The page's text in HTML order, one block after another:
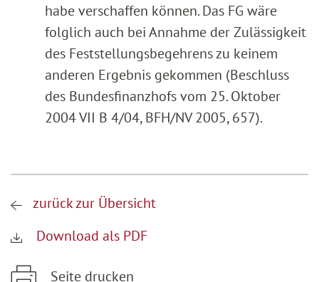
habe verschaffen können. Das FG wäre
folglich auch bei Annahme der Zulässigkeit
des Feststellungsbegehrens zu keinem
anderen Ergebnis gekommen (Beschluss
des Bundesfinanzhofs vom 25. Oktober
2004 VII B 4/04, BFH/NV 2005, 657).
zurück zur Übersicht
Download als PDF
Seite drucken